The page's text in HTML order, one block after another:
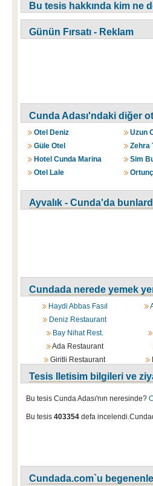
Bu tesis hakkında kim ne
Günün Fırsatı - Reklam
Cunda Adası'ndaki diğer
Otel Deniz Uzun
Güle Otel
Zehra
Hotel Cunda Marina
Sim
Otel Lale
Ayvalık - Cunda'da
Cundada nerede yemek
Haydi Abbas Fasıl
Deniz Restaurant
Bay Nihat Rest.
Ada Restaurant
Giritli Restaurant
Tesis Iletisim bilgileri ve
Bu tesis Cunda Adası'nın neresinde?
Bu tesis 403354 defa
Cundada.com`u